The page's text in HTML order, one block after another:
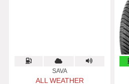
SAVA
ALL WEATHER